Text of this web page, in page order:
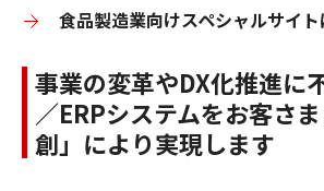
食品製造業向けスペシャルサイ
事業の変革やDX化推進に
／ERPシステムをお客さ
創」により実現します